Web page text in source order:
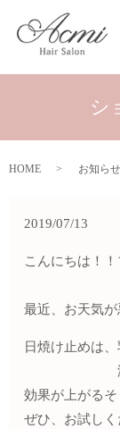
シ
HOME お知らせ
2019/07/13
こんにちは！
最近、お天気
日焼け止めは
液体タイ
効果が上がるそ
ぜひ、お試しく